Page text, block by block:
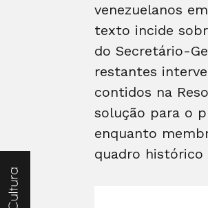
venezuelanos
texto incide
do Secretário-
restantes
contidos na
solução para o
enquanto
quadro